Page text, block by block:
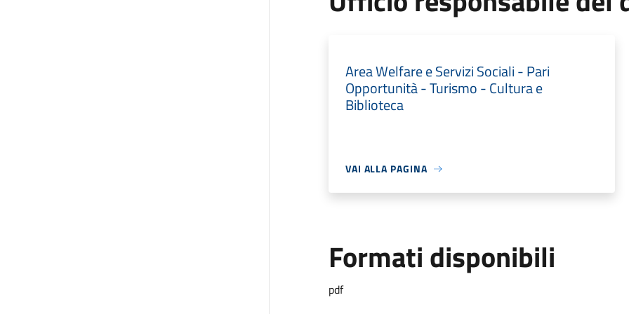
Area Welfare e Servizi Sociali - Pari
Opportunità - Turismo - Cultura e
Biblioteca
VAI ALLA PAGINA
Formati disponibili
pdf